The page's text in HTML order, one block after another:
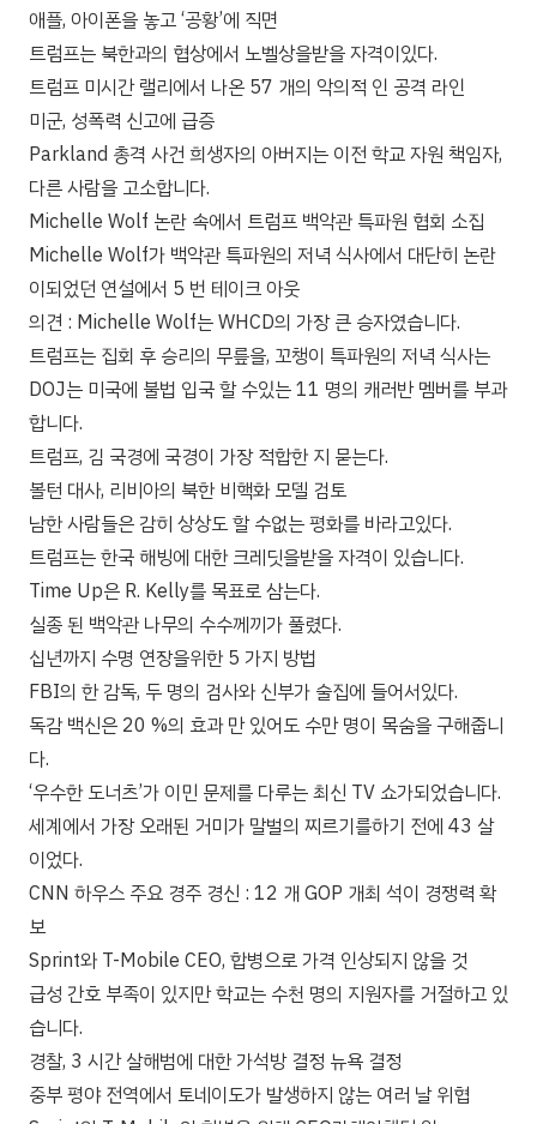
애플, 아이폰을 놓고 ‘공황’에 직면
트럼프는 북한과의 협상에서 노벨상을받을 자격이있다.
트럼프 미시간 랠리에서 나온 57 개의 악의적 인 공격 라인
미군, 성폭력 신고에 급증
Parkland 총격 사건 희생자의 아버지는 이전 학교 자원 책임자,
다른 사람을 고소합니다.
Michelle Wolf 논란 속에서 트럼프 백악관 특파원 협회 소집
Michelle Wolf가 백악관 특파원의 저녁 식사에서 대단히 논란
이되었던 연설에서 5 번 테이크 아웃
의견 : Michelle Wolf는 WHCD의 가장 큰 승자였습니다.
트럼프는 집회 후 승리의 무릎을, 꼬챙이 특파원의 저녁 식사는
DOJ는 미국에 불법 입국 할 수있는 11 명의 캐러반 멤버를 부과
합니다.
트럼프, 김 국경에 국경이 가장 적합한 지 묻는다.
볼턴 대사, 리비아의 북한 비핵화 모델 검토
남한 사람들은 감히 상상도 할 수없는 평화를 바라고있다.
트럼프는 한국 해빙에 대한 크레딧을받을 자격이 있습니다.
Time Up은 R. Kelly를 목표로 삼는다.
실종 된 백악관 나무의 수수께끼가 풀렸다.
십년까지 수명 연장을위한 5 가지 방법
FBI의 한 감독, 두 명의 검사와 신부가 술집에 들어서있다.
독감 백신은 20 %의 효과 만 있어도 수만 명이 목숨을 구해줍니
다.
‘우수한 도너츠’가 이민 문제를 다루는 최신 TV 쇼가되었습니다.
세계에서 가장 오래된 거미가 말벌의 찌르기를하기 전에 43 살
이었다.
CNN 하우스 주요 경주 경신 : 12 개 GOP 개최 석이 경쟁력 확
보
Sprint와 T-Mobile CEO, 합병으로 가격 인상되지 않을 것
급성 간호 부족이 있지만 학교는 수천 명의 지원자를 거절하고 있
습니다.
경찰, 3 시간 살해범에 대한 가석방 결정 뉴욕 결정
중부 평야 전역에서 토네이도가 발생하지 않는 여러 날 위협